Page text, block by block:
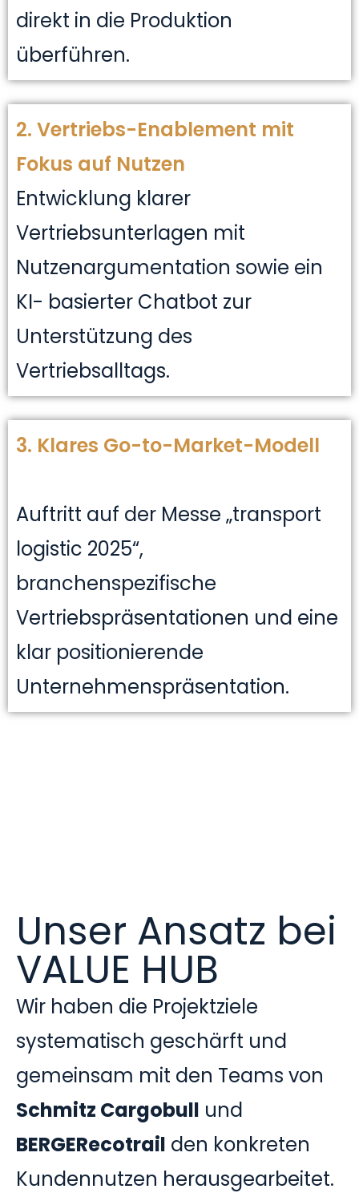
direkt in die Produktion
überführen.
2. Vertriebs-Enablement mit
Fokus auf Nutzen
Entwicklung klarer
Vertriebsunterlagen mit
Nutzenargumentation sowie ein
KI- basierter Chatbot zur
Unterstützung des
Vertriebsalltags.
3. Klares Go-to-Market-Modell
Auftritt auf der Messe „transport
logistic 2025“,
branchenspezifische
Vertriebspräsentationen und eine
klar positionierende
Unternehmenspräsentation.
Unser Ansatz bei
VALUE HUB
Wir haben die Projektziele
systematisch geschärft und
gemeinsam mit den Teams von
Schmitz Cargobull und
BERGERecotrail den konkreten
Kundennutzen herausgearbeitet.